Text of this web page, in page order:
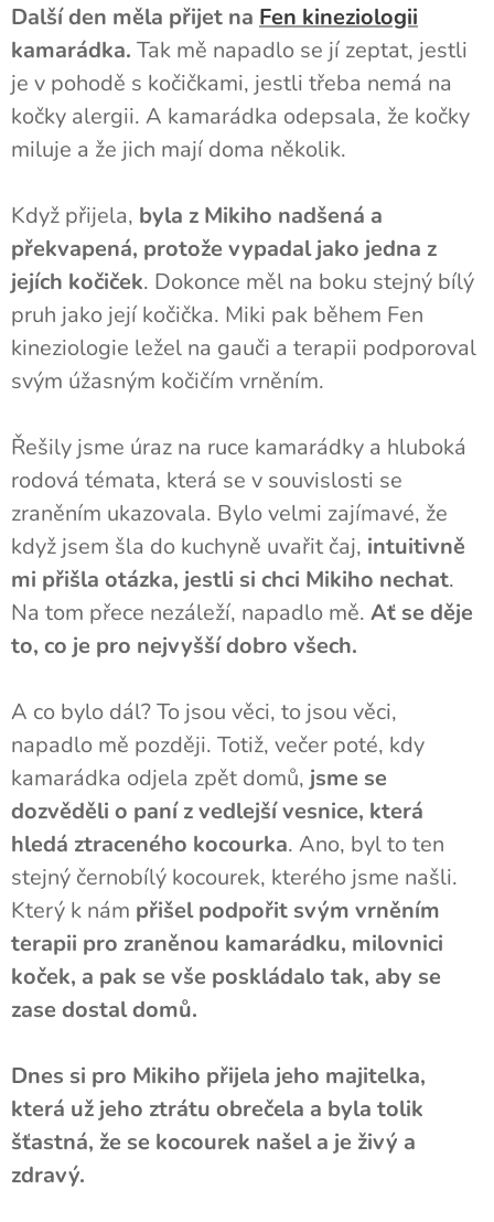
Další den měla přijet na Fen kineziologii
kamarádka. Tak mě napadlo se jí zeptat, jestli
je v pohodě s kočičkami, jestli třeba nemá na
kočky alergii. A kamarádka odepsala, že kočky
miluje a že jich mají doma několik.
Když přijela, byla z Mikiho nadšená a
překvapená, protože vypadal jako jedna z
jejích kočiček. Dokonce měl na boku stejný bílý
pruh jako její kočička. Miki pak během Fen
kineziologie ležel na gauči a terapii podporoval
svým úžasným kočičím vrněním.
Řešily jsme úraz na ruce kamarádky a hluboká
rodová témata, která se v souvislosti se
zraněním ukazovala. Bylo velmi zajímavé, že
když jsem šla do kuchyně uvařit čaj, intuitivně
mi přišla otázka, jestli si chci Mikiho nechat.
Na tom přece nezáleží, napadlo mě. Ať se děje
to, co je pro nejvyšší dobro všech.
A co bylo dál? To jsou věci, to jsou věci,
napadlo mě později. Totiž, večer poté, kdy
kamarádka odjela zpět domů, jsme se
dozvěděli o paní z vedlejší vesnice, která
hledá ztraceného kocourka. Ano, byl to ten
stejný černobílý kocourek, kterého jsme našli.
Který k nám přišel podpořit svým vrněním
terapii pro zraněnou kamarádku, milovnici
koček, a pak se vše poskládalo tak, aby se
zase dostal domů.
Dnes si pro Mikiho přijela jeho majitelka,
která už jeho ztrátu obrečela a byla tolik
šťastná, že se kocourek našel a je živý a
zdravý.